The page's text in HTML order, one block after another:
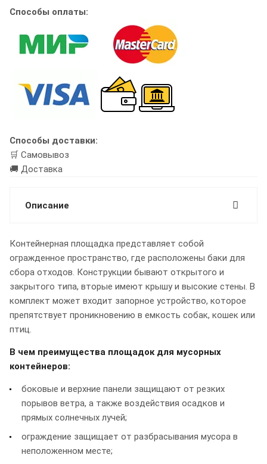
Способы оплаты:
Способы доставки:
🛒 Самовывоз
🚚 Доставка
Описание
Контейнерная площадка представляет собой
огражденное пространство, где расположены баки для
сбора отходов. Конструкции бывают открытого и
закрытого типа, вторые имеют крышу и высокие стены. В
комплект может входит запорное устройство, которое
препятствует проникновению в емкость собак, кошек или
птиц.
В чем преимущества площадок для мусорных
контейнеров:
боковые и верхние панели защищают от резких
порывов ветра, а также воздействия осадков и
прямых солнечных лучей;
ограждение защищает от разбрасывания мусора в
неположенном месте;